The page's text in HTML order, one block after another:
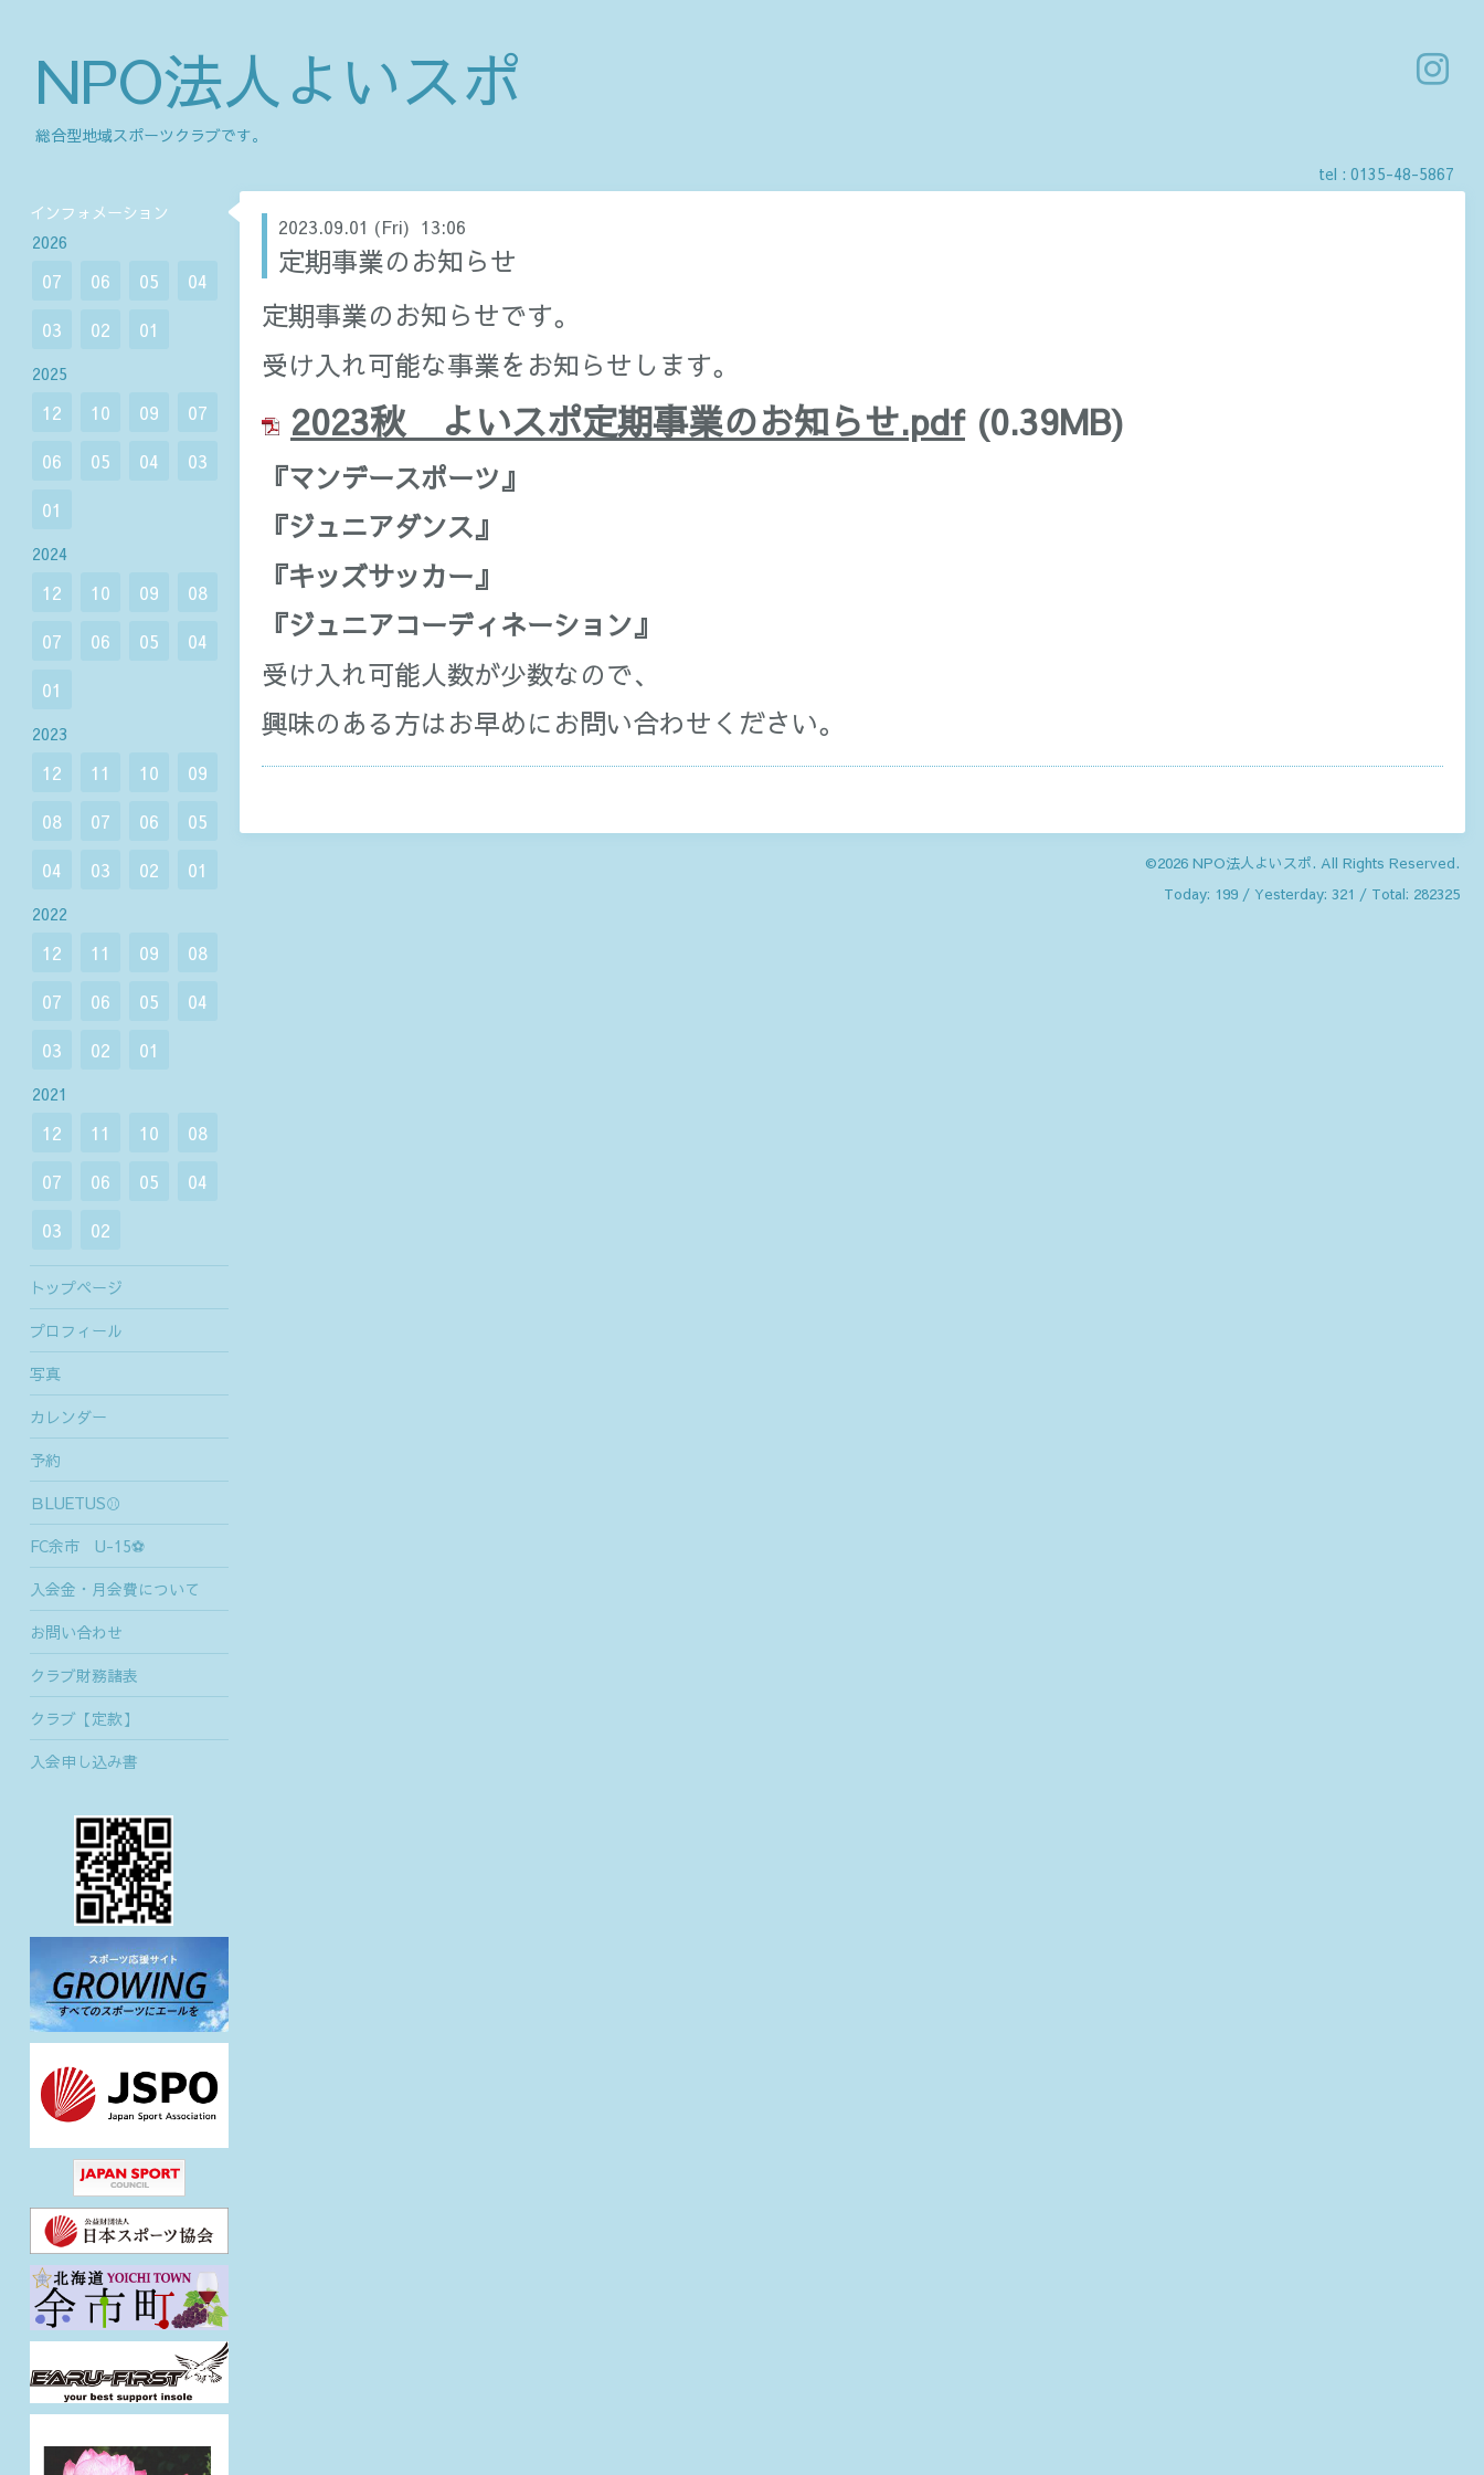
NPO法人よいスポ
総合型地域スポーツクラブです。
tel : 0135-48-5867
2023.09.01 (Fri) 13:06
定期事業のお知らせ
定期事業のお知らせです。
受け入れ可能な事業をお知らせします。
2023秋 よいスポ定期事業のお知らせ.pdf(0.39MB)
『マンデースポーツ』
『ジュニアダンス』
『キッズサッカー』
『ジュニアコーディネーション』
受け入れ可能人数が少数なので、
興味のある方はお早めにお問い合わせください。
©2026 NPO法人よいスポ. All Rights Reserved.
Today: 199 / Yesterday: 321 / Total: 282325
インフォメーション
2026
07 06 05
04
03
02 01
2025
12 10 09
07
06
05 04
03
01
2024
12 10 09
08
07
06 05
04
01
2023
12 11 10
09
08
07 06
05
04
03 02 01
2022
12 11 09
08
07
06 05
04
03
02 01
2021
12 11 10
08
07
06 05
04
03
02
トップページ
プロフィール
写真
カレンダー
予約
ＢLUETUS⚾
FC余市 U-15⚽
入会金・月会費について
お問い合わせ
クラブ財務諸表
クラブ【定款】
入会申し込み書